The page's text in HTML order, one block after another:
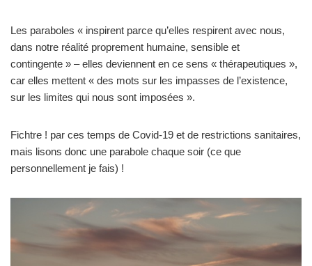
Les paraboles « inspirent parce qu’elles respirent avec nous,
dans notre réalité proprement humaine, sensible et
contingente » – elles deviennent en ce sens « thérapeutiques »,
car elles mettent « des mots sur les impasses de l’existence,
sur les limites qui nous sont imposées ».
Fichtre ! par ces temps de Covid-19 et de restrictions sanitaires,
mais lisons donc une parabole chaque soir (ce que
personnellement je fais) !